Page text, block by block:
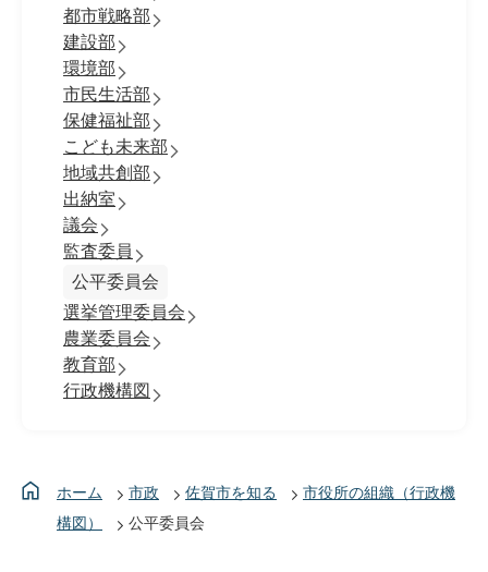
都市戦略部
建設部
環境部
市民生活部
保健福祉部
こども未来部
地域共創部
出納室
議会
監査委員
公平委員会
選挙管理委員会
農業委員会
教育部
行政機構図
ホーム 市政 佐賀市を知る
市役所の組織（行政機
構図）
公平委員会